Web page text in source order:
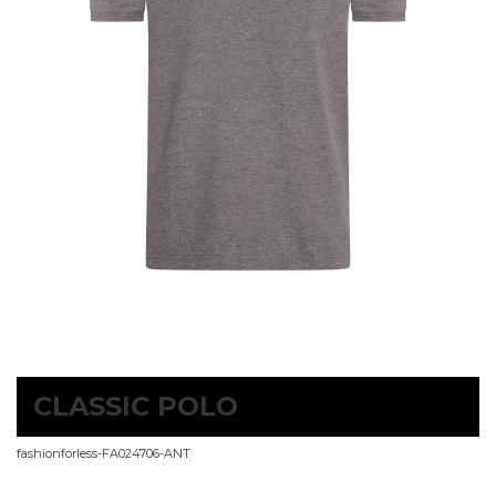
CLASSIC POLO
fashionforless-FA024706-ANT